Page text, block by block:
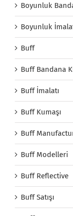
Boyunluk
Boyunluk
Buff
Buff Bandana
Buff İmalatı
Buff Kumaşı
Buff
Buff Modelleri
Buff Reflective
Buff Satışı